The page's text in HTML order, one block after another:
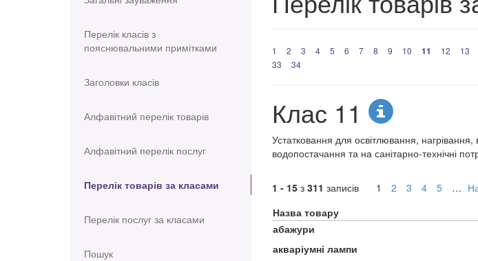
Перелік класів з
пояснювальними примітками
Заголовки класів
Алфавітний перелік товарів
Алфавітний перелік послуг
Перелік товарів за класами
Перелік послуг за класами
Пошук
1 2 3 4 5 6 7 8 9 10 11 12 13
33
34
Клас 11
Устатковання для освітлювання,
водопостачання та на санітарно-технічні
1 - 15з 311 записів 1 2 3 4 5 …
Назва товару
абажури
акваріумні лампи